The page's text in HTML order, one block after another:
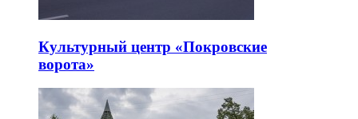
Культурный центр «Покровские
ворота»